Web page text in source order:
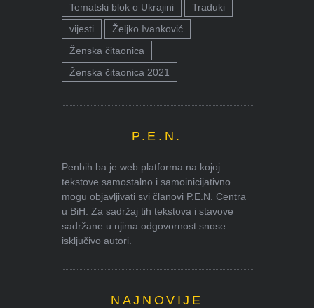
Tematski blok o Ukrajini
Traduki
vijesti
Željko Ivanković
Ženska čitaonica
Ženska čitaonica 2021
P.E.N.
Penbih.ba je web platforma na kojoj
tekstove samostalno i samoinicijativno
mogu objavljivati svi članovi P.E.N. Centra
u BiH. Za sadržaj tih tekstova i stavove
sadržane u njima odgovornost snose
isključivo autori.
NAJNOVIJE